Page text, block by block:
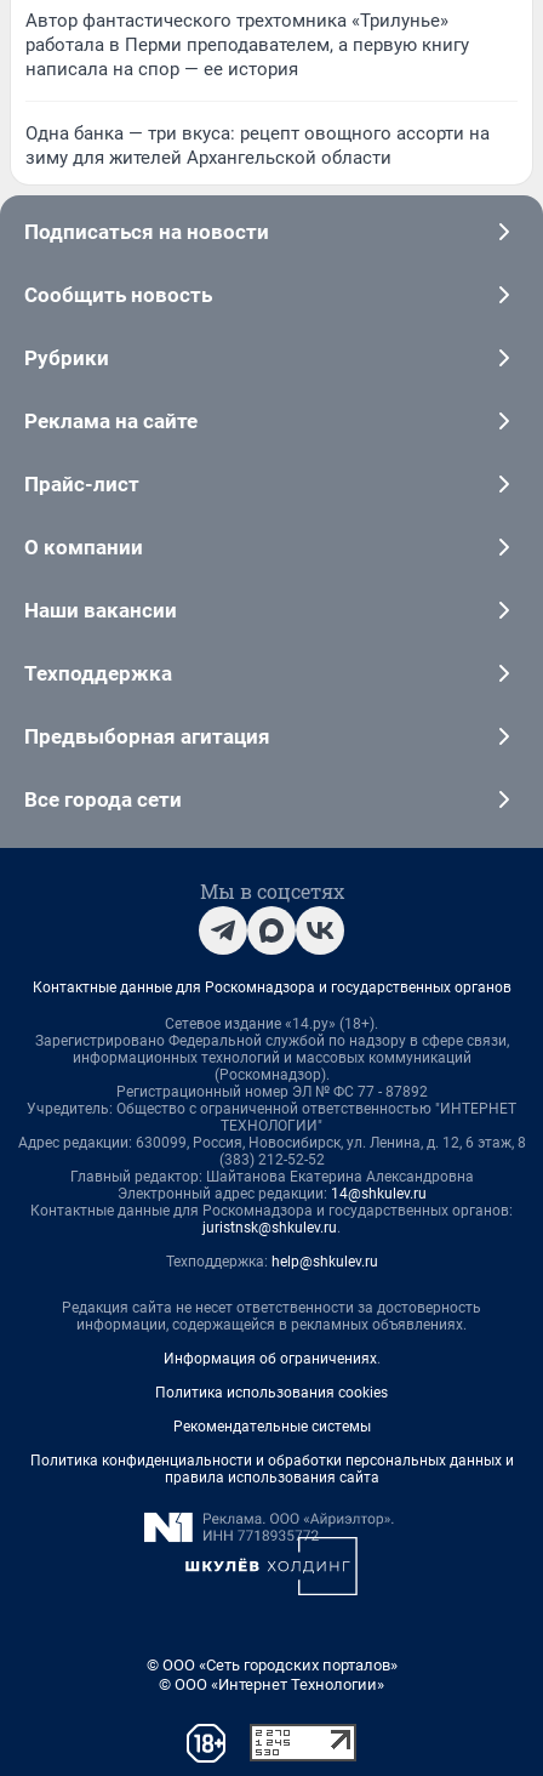
Автор фантастического трехтомника «Трилунье»
работала в Перми преподавателем, а первую книгу
написала на спор — ее история
Одна банка — три вкуса: рецепт овощного ассорти на
зиму для жителей Архангельской области
Подписаться на новости
Сообщить новость
Рубрики
Реклама на сайте
Прайс-лист
О компании
Наши вакансии
Техподдержка
Предвыборная агитация
Все города сети
Мы в соцсетях
Контактные данные для Роскомнадзора и государственных органов
Сетевое издание «14.ру» (18+).
Зарегистрировано Федеральной службой по надзору в сфере связи,
информационных технологий и массовых коммуникаций
(Роскомнадзор).
Регистрационный номер ЭЛ № ФС 77 - 87892
Учредитель: Общество с ограниченной ответственностью "ИНТЕРНЕТ
ТЕХНОЛОГИИ"
Адрес редакции: 630099, Россия, Новосибирск, ул. Ленина, д. 12, 6 этаж, 8
(383) 212-52-52
Главный редактор: Шайтанова Екатерина Александровна
Электронный адрес редакции: 14@shkulev.ru
Контактные данные для Роскомнадзора и государственных органов:
juristnsk@shkulev.ru.
Техподдержка: help@shkulev.ru
Редакция сайта не несет ответственности за достоверность
информации, содержащейся в рекламных объявлениях.
Информация об ограничениях.
Политика использования cookies
Рекомендательные системы
Политика конфиденциальности и обработки персональных данных и
правила использования сайта
© ООО «Сеть городских порталов»
© ООО «Интернет Технологии»